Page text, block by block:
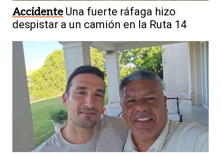
Accidente Una fuerte ráfaga hizo
despistar a un camión en la Ruta 14